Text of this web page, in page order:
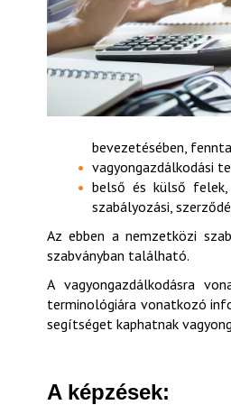
bevezetésében,
vagyongazdálkodási
belső és külső
szabályozási,
Az ebben a nemzetközi
szabványban található.
A vagyongazdálkodásra
terminológiára vonatkozó
segítséget kaphatnak
A képzések: